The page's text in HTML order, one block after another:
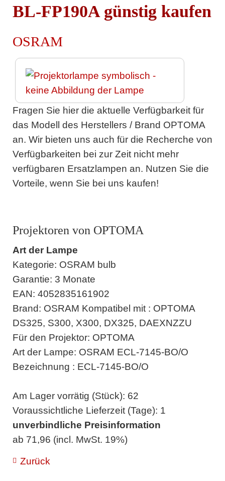
BL-FP190A günstig kaufen
OSRAM
Fragen Sie hier die aktuelle Verfügbarkeit für
das Modell des Herstellers / Brand OPTOMA
an. Wir bieten uns auch für die Recherche von
Verfügbarkeiten bei zur Zeit nicht mehr
verfügbaren Ersatzlampen an. Nutzen Sie die
Vorteile, wenn Sie bei uns kaufen!
Projektoren von OPTOMA
Art der Lampe
Kategorie: OSRAM bulb
Garantie: 3 Monate
EAN: 4052835161902
Brand: OSRAM Kompatibel mit : OPTOMA
DS325, S300, X300, DX325, DAEXNZZU
Für den Projektor: OPTOMA
Art der Lampe: OSRAM ECL-7145-BO/O
Bezeichnung : ECL-7145-BO/O
Am Lager vorrätig (Stück): 62
Voraussichtliche Lieferzeit (Tage): 1
unverbindliche Preisinformation
ab 71,96 (incl. MwSt. 19%)
Zurück